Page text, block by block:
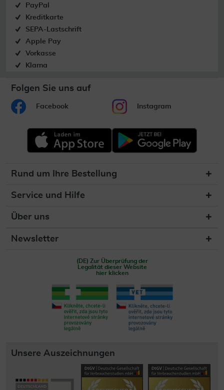
PayPal
Kreditkarte
SEPA-Lastschrift
Apple Pay
Vorkasse
Klarna
Folgen Sie uns auf
Facebook Instagram
Rund um Ihre Bestellung
Service und Hilfe
Über uns
Newsletter
(DE) Zur Überprüfung der
Legalität dieser Website
hier klicken
Unsere Auszeichnungen